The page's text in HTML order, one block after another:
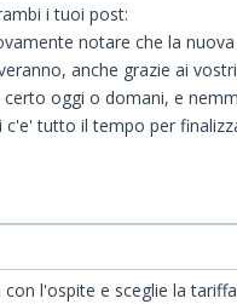
i tuoi post:
notare che la
anche grazie ai
certo oggi o domani, e
c'e' tutto il tempo per
l'ospite e sceglie la